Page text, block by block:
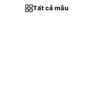
Tất cả mẫu